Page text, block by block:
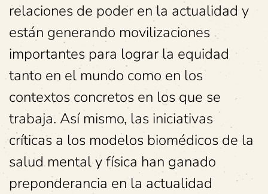
relaciones de poder en la actualidad y
están generando movilizaciones
importantes para lograr la equidad
tanto en el mundo como en los
contextos concretos en los que se
trabaja. Así mismo, las iniciativas
críticas a los modelos biomédicos de la
salud mental y física han ganado
preponderancia en la actualidad